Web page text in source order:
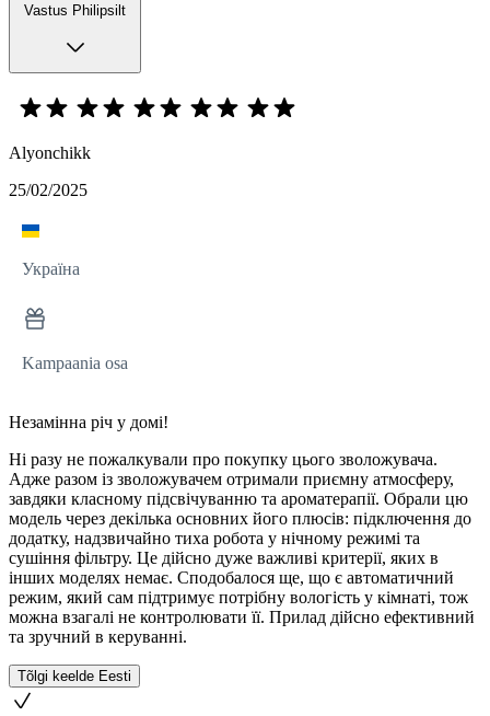
Vastus Philipsilt
Alyonchikk
25/02/2025
Україна
Kampaania osa
Незамінна річ у домі!
Ні разу не пожалкували про покупку цього зволожувача.
Адже разом із зволожувачем отримали приємну атмосферу,
завдяки класному підсвічуванню та ароматерапії. Обрали цю
модель через декілька основних його плюсів: підключення до
додатку, надзвичайно тиха робота у нічному режимі та
сушіння фільтру. Це дійсно дуже важливі критерії, яких в
інших моделях немає. Сподобалося ще, що є автоматичний
режим, який сам підтримує потрібну вологість у кімнаті, тож
можна взагалі не контролювати її. Прилад дійсно ефективний
та зручний в керуванні.
Tõlgi keelde Eesti